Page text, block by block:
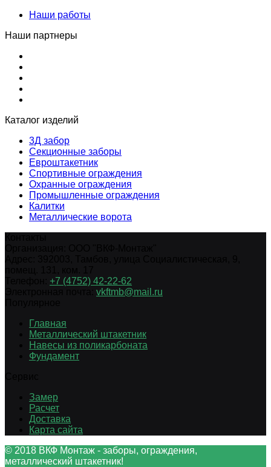
Наши работы
Наши партнеры
Каталог изделий
3Д забор
Секционные заборы
Евроштакетник
Спортивные ограждения
Охранные ограждения
Промышленные ограждения
Калитки
Металлические ворота
+7 (4752) 42-22-62
vkftmb@mail.ru
Главная
Металлический штакетник
Навесы из поликарбоната
Фундамент
Замер
Расчет
Доставка
Карта сайта
© 2018 ВКФ Монтаж - заборы, ограждения,
металлический штакетник!